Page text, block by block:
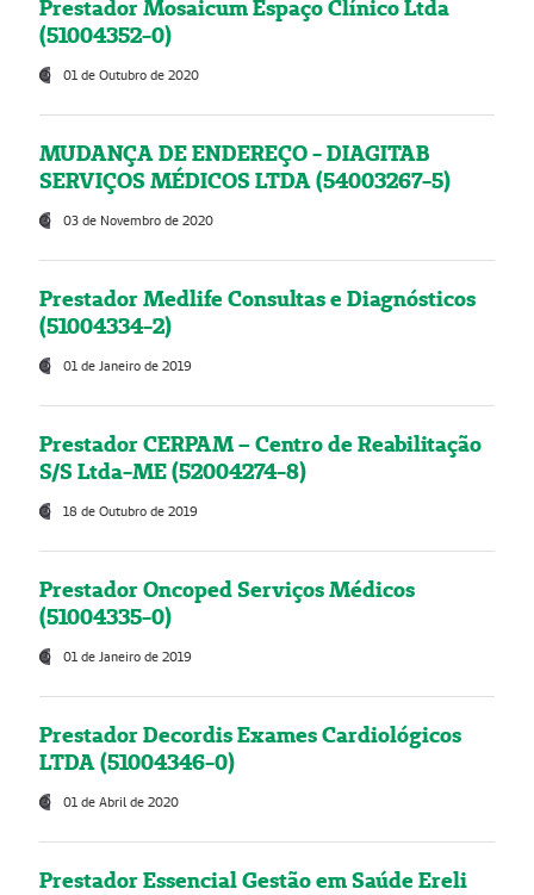
Prestador Mosaicum Espaço Clínico Ltda
(51004352-0)
01 de Outubro de 2020
MUDANÇA DE ENDEREÇO - DIAGITAB
SERVIÇOS MÉDICOS LTDA (54003267-5)
03 de Novembro de 2020
Prestador Medlife Consultas e Diagnósticos
(51004334-2)
01 de Janeiro de 2019
Prestador CERPAM – Centro de Reabilitação
S/S Ltda-ME (52004274-8)
18 de Outubro de 2019
Prestador Oncoped Serviços Médicos
(51004335-0)
01 de Janeiro de 2019
Prestador Decordis Exames Cardiológicos
LTDA (51004346-0)
01 de Abril de 2020
Prestador Essencial Gestão em Saúde Ereli